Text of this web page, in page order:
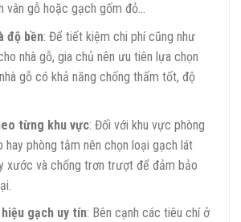
vân gỗ hoặc gạch gốm đỏ…
độ bền: Để tiết kiệm chi phí cũng như
nhà gỗ, gia chủ nên ưu tiên lựa chọn
gỗ có khả năng chống thấm tốt, độ
từng khu vực: Đối với khu vực phòng
hay phòng tắm nên chọn loại gạch lát
xước và chống trơn trượt để đảm bảo
gạch uy tín: Bên cạnh các tiêu chí ở